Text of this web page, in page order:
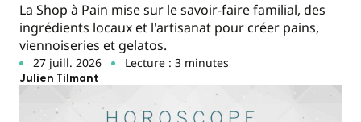
La Shop à Pain mise sur le savoir-faire familial, des
ingrédients locaux et l'artisanat pour créer pains,
viennoiseries et gelatos.
27 juill. 2026 Lecture : 3 minutes
Julien Tilmant